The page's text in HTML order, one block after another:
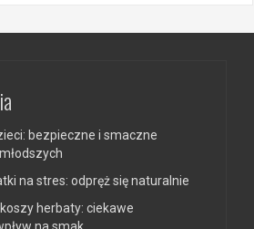
bezpieczne i smaczne
na stres: odpręż się naturalnie
herbaty: ciekawe